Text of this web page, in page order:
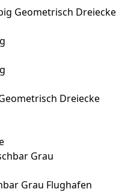
Geometrisch Dreiecke
Dreiecke
Grau Flughafen